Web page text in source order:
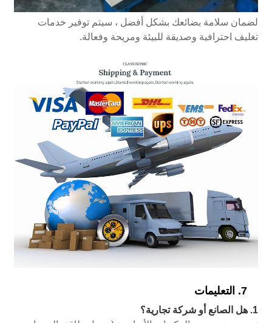
لضمان سلامة بضائعك بشكل أفضل ، سيتم توفير خدمات
تغليف احترافية وصديقة للبيئة ومريحة وفعالة.
7. التعليمات
1. هل الصانع أو شركة تجارية؟